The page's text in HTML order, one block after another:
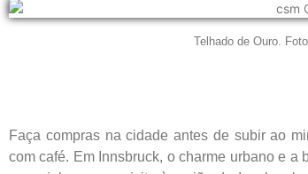
Telhado de Ouro.
Faça compras na cidade antes de subir ao
com café. Em Innsbruck, o charme urbano e